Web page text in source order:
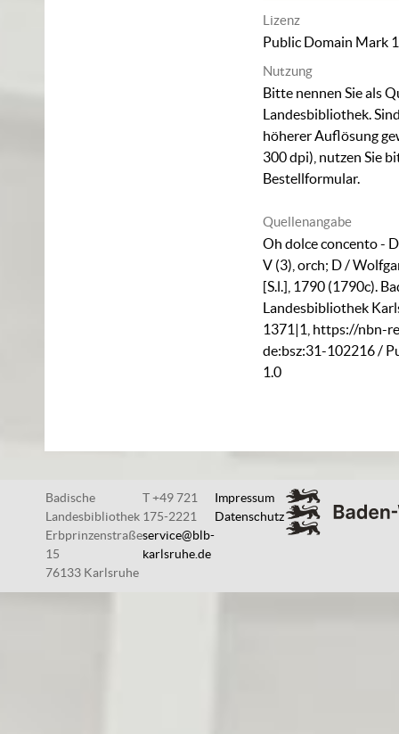
Lizenz
Public Domain Mark
Nutzung
Bitte nennen Sie als
Landesbibliothek.
höherer Auflösung
300 dpi), nutzen Sie
Bestellformular.
Quellenangabe
Oh dolce concento -
V (3), orch; D /
[S.l.], 1790 (1790c).
Landesbibliothek
1371|1
https://nbn-
de:bsz:31-102216/
1.0
Badische
Landesbibliothek
Erbprinzenstraße
15
76133 Karlsruhe
T +49 721
175-2221
service@blb-
karlsruhe.de
Impressum
Datenschutz